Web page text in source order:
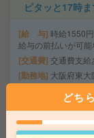
ピタッと17時
給 与 時給1550
給与の前払いが可
交通費 交通費支給
勤務地 大阪府東
4名募集！基本
など[派遣]
どち